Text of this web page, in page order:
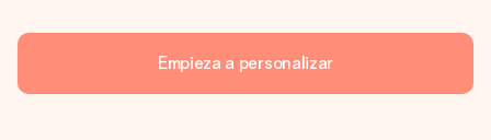
Empieza a personalizar